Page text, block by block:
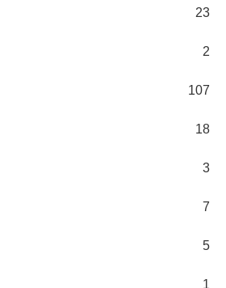
23
2
107
18
3
7
5
1